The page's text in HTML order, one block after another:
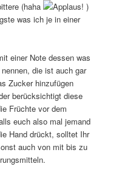
(haha
)
was ich je in einer
einer Note dessen was
die ist auch gar
Zucker hinzufügen
berücksichtigt diese
Früchte vor dem
euch also mal jemand
Hand drückt, solltet Ihr
auch von mit bis zu